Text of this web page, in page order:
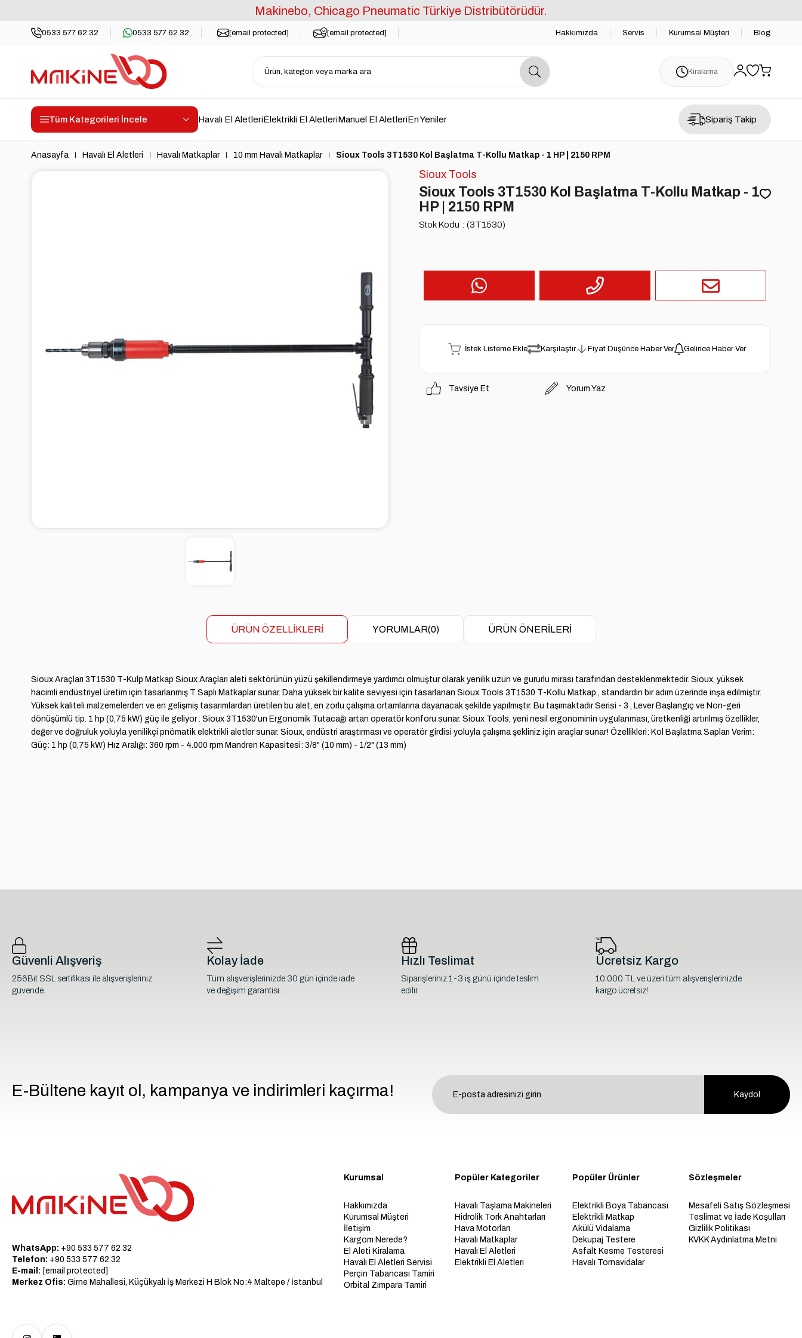
Makinebo, Chicago Pneumatic Türkiye Distribütörüdür.
0533 577 62 32 0533 577 62 32 [email protected] [email protected] Hakkımızda Servis Kurumsal Müşteri Blog
Kiralama
Tüm Kategorileri İncele Havalı El AletleriElektrikli El AletleriManuel El AletleriEn Yeniler Sipariş Takip
Anasayfa Havalı El Aletleri Havalı Matkaplar 10 mm Havalı Matkaplar Sioux Tools 3T1530 Kol Başlatma T-Kollu Matkap - 1 HP | 2150 RPM
Sioux Tools
Sioux Tools 3T1530 Kol Başlatma T-Kollu Matkap - 1
HP | 2150 RPM
Stok Kodu (3T1530)
İstek Listeme Ekle Karşılaştır Fiyat Düşünce Haber Ver Gelince Haber Ver
Tavsiye Et Yorum Yaz
ÜRÜN ÖZELLIKLERI YORUMLAR(0) ÜRÜN ÖNERILERI
Sioux Araçları 3T1530 T-Kulp Matkap Sioux Araçları aleti sektörünün yüzü şekillendirmeye yardımcı olmuştur olarak yenilik uzun ve gururlu mirası tarafından desteklenmektedir. Sioux, yüksek
hacimli endüstriyel üretim için tasarlanmış T Saplı Matkaplar sunar. Daha yüksek bir kalite seviyesi için tasarlanan Sioux Tools 3T1530 T-Kollu Matkap , standardın bir adım üzerinde inşa edilmiştir.
Yüksek kaliteli malzemelerden ve en gelişmiş tasarımlardan üretilen bu alet, en zorlu çalışma ortamlarına dayanacak şekilde yapılmıştır. Bu taşımaktadır Serisi - 3 , Lever Başlangıç ve Non-geri
dönüşümlü tip. 1 hp (0,75 kW) güç ile geliyor . Sioux 3T1530'un Ergonomik Tutacağı artan operatör konforu sunar. Sioux Tools, yeni nesil ergonominin uygulanması, üretkenliği artırılmış özellikler,
değer ve doğruluk yoluyla yenilikçi pnömatik elektrikli aletler sunar. Sioux, endüstri araştırması ve operatör girdisi yoluyla çalışma şekliniz için araçlar sunar! Özellikleri: Kol Başlatma Sapları Verim:
Güç: 1 hp (0,75 kW) Hız Aralığı: 360 rpm - 4.000 rpm Mandren Kapasitesi: 3/8" (10 mm) - 1/2" (13 mm)
Güvenli Alışveriş
256Bit SSL sertifikası ile alışverişleriniz
güvende.
Kolay İade
Tüm alışverişlerinizde 30 gün içinde iade
ve değişim garantisi.
Hızlı Teslimat
Siparişleriniz 1-3 iş günü içinde teslim
edilir.
Ücretsiz Kargo
10.000 TL ve üzeri tüm alışverişlerinizde
kargo ücretsiz!
E-Bültene kayıt ol, kampanya ve indirimleri kaçırma! Kaydol
WhatsApp: +90 533 577 62 32
Telefon: +90 533 577 62 32
E-mail: [email protected]
Merkez Ofis: Girne Mahallesi, Küçükyalı İş Merkezi H Blok No:4 Maltepe / İstanbul
Kurumsal
Hakkımızda
Kurumsal Müşteri
İletişim
Kargom Nerede?
El Aleti Kiralama
Havalı El Aletleri Servisi
Perçin Tabancası Tamiri
Orbital Zımpara Tamiri
Popüler Kategoriler
Havalı Taşlama Makineleri
Hidrolik Tork Anahtarları
Hava Motorları
Havalı Matkaplar
Havalı El Aletleri
Elektrikli El Aletleri
Popüler Ürünler
Elektrikli Boya Tabancası
Elektrikli Matkap
Akülü Vidalama
Dekupaj Testere
Asfalt Kesme Testeresi
Havalı Tornavidalar
Sözleşmeler
Mesafeli Satış Sözleşmesi
Teslimat ve İade Koşulları
Gizlilik Politikası
KVKK Aydınlatma Metni